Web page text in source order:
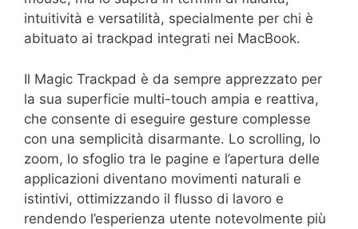
intuitività e versatilità, specialmente per chi è
abituato ai trackpad integrati nei MacBook.
Il Magic Trackpad è da sempre apprezzato per
la sua superficie multi-touch ampia e reattiva,
che consente di eseguire gesture complesse
con una semplicità disarmante. Lo scrolling, lo
zoom, lo sfoglio tra le pagine e l’apertura delle
applicazioni diventano movimenti naturali e
istintivi, ottimizzando il flusso di lavoro e
rendendo l’esperienza utente notevolmente più